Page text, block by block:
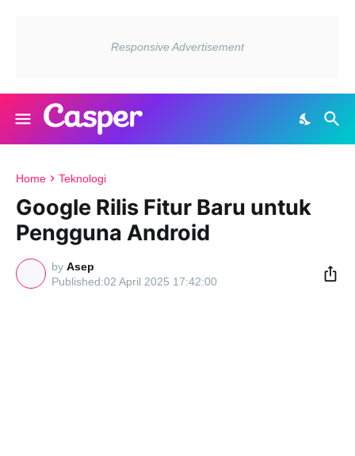
Home Teknologi
Google Rilis Fitur Baru untuk
Pengguna Android
by Asep
02 April 2025 17:42:00